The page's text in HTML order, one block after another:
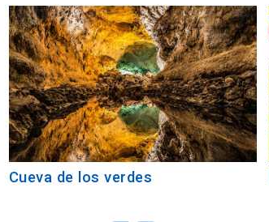
Cueva de los verdes